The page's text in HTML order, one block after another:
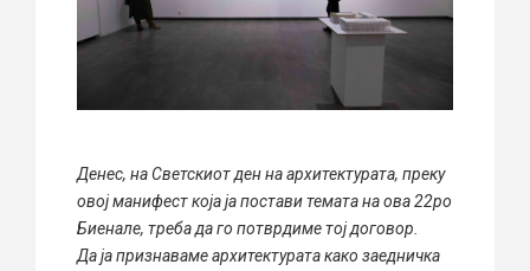
Денес, на Светскиот ден на архитектурата, преку
овој манифест која ја постави темата на ова 22ро
Биенале, треба да го потврдиме тој договор.
Да ја признаваме архитектурата како заедничка